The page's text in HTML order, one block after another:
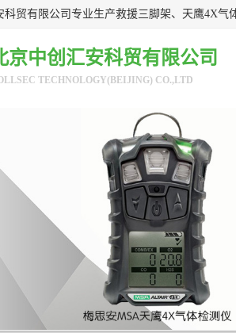
京中创汇安科贸有限公司
TECHNOLOGY(BEIJING) CO.,LTD